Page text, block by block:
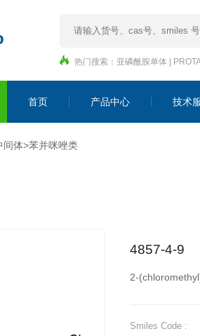
热门搜索： 亚磷酰胺单体 |
首页 产品中心 技术
间体>苯并咪唑类
4857-4-9
2-
Smiles Code :